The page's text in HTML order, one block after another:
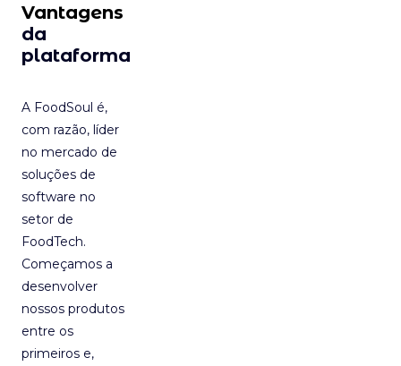
Vantagens
da
plataforma
A FoodSoul é,
com razão, líder
no mercado de
soluções de
software no
setor de
FoodTech.
Começamos a
desenvolver
nossos produtos
entre os
primeiros e,